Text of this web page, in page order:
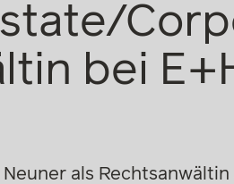
bei
als